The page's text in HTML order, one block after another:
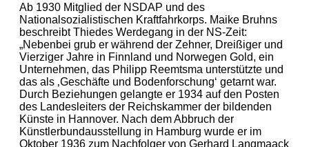
Ab 1930 Mitglied der NSDAP und des
Nationalsozialistischen Kraftfahrkorps. Maike Bruhns
beschreibt Thiedes Werdegang in der NS-Zeit:
„Nebenbei grub er während der Zehner, Dreißiger und
Vierziger Jahre in Finnland und Norwegen Gold, ein
Unternehmen, das Philipp Reemtsma unterstützte und
das als ‚Geschäfte und Bodenforschung‘ getarnt war.
Durch Beziehungen gelangte er 1934 auf den Posten
des Landesleiters der Reichskammer der bildenden
Künste in Hannover. Nach dem Abbruch der
Künstlerbundausstellung in Hamburg wurde er im
Oktober 1936 zum Nachfolger von Gerhard Langmaack